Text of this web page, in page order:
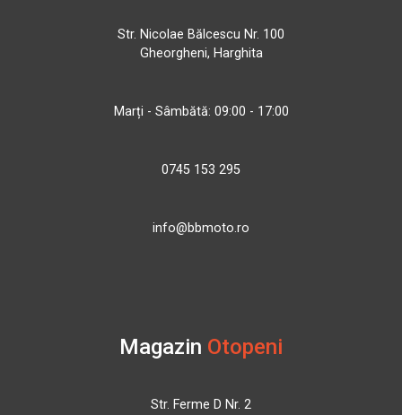
Str. Nicolae Bălcescu Nr. 100
Gheorgheni, Harghita
Marți - Sâmbătă: 09:00 - 17:00
0745 153 295
info@bbmoto.ro
Magazin Otopeni
Str. Ferme D Nr. 2